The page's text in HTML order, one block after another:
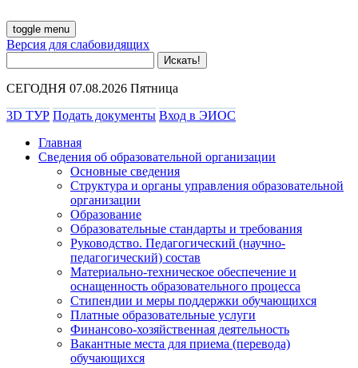
toggle menu
Версия для слабовидящих
СЕГОДНЯ 07.08.2026 Пятница
3D ТУР Подать документы Вход в ЭИОС
Главная
Сведения об образовательной организации
Основные сведения
Структура и органы управления образовательной
организации
Образование
Образовательные стандарты и требования
Руководство. Педагогический (научно-
педагогический) состав
Материально-техническое обеспечение и
оснащенность образовательного процесса
Стипендии и меры поддержки обучающихся
Платные образовательные услуги
Финансово-хозяйственная деятельность
Вакантные места для приема (перевода)
обучающихся